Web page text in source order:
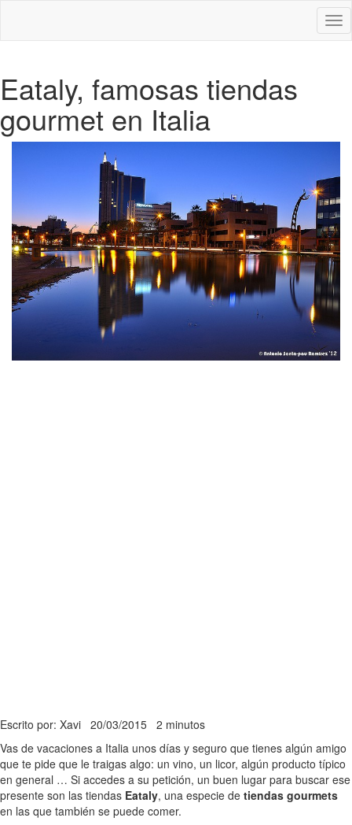
Eataly, famosas tiendas
gourmet en Italia
Escrito por: Xavi 20/03/2015 2 minutos
Vas de vacaciones a Italia unos días y seguro que tienes algún amigo
que te pide que le traigas algo: un vino, un licor, algún producto típico
en general … Si accedes a su petición, un buen lugar para buscar ese
presente son las tiendas Eataly, una especie de tiendas gourmets
en las que también se puede comer.